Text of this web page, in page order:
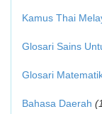
Kamus Thai
Glosari Sains
Glosari
Bahasa Daerah